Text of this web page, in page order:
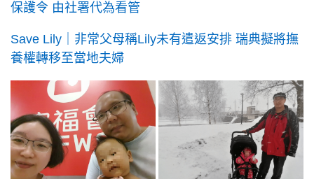
保護令 由社署代為看管
Save Lily｜非常父母稱Lily未有遣返安排 瑞典擬將撫
養權轉移至當地夫婦